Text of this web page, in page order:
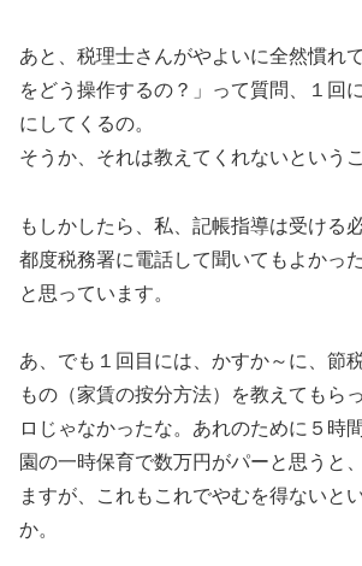
あと、税理士さんがやよいに全然慣れ
をどう操作するの？」って質問、１回
にしてくるの。
そうか、それは教えてくれないというこ
もしかしたら、私、記帳指導は受ける
都度税務署に電話して聞いてもよかっ
と思っています。
あ、でも１回目には、かすか～に、節
もの（家賃の按分方法）を教えてもら
ロじゃなかったな。あれのために５時
園の一時保育で数万円がパーと思うと
ますが、これもこれでやむを得ないと
か。